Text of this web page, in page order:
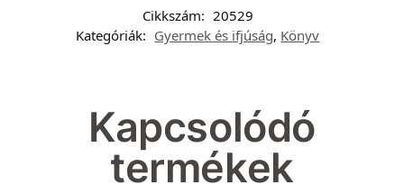
Cikkszám: 20529
Kategóriák: Gyermek és ifjúság, Könyv
Kapcsolódó
termékek